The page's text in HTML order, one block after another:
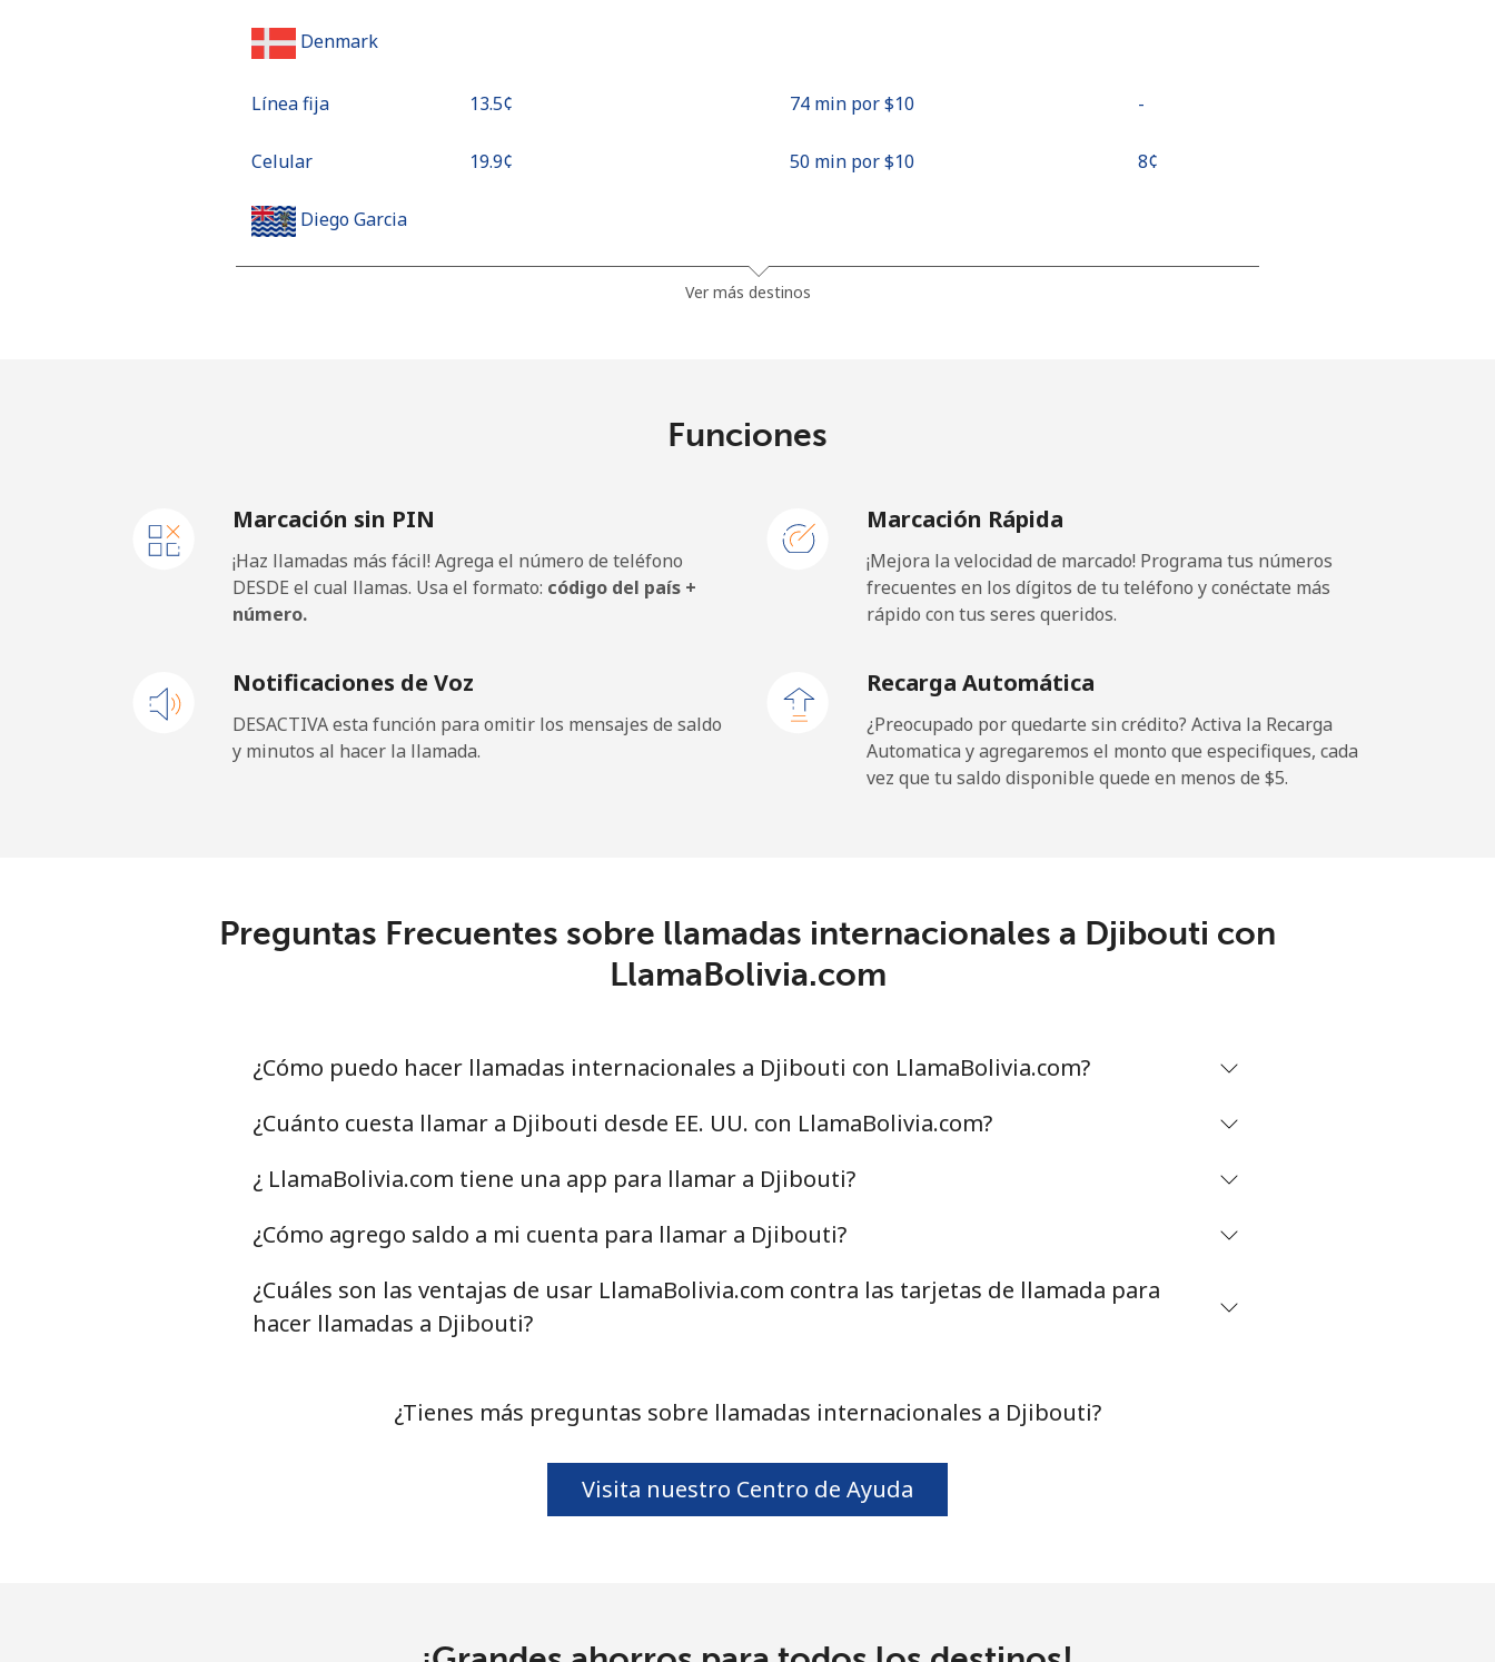
Denmark
Línea fija ⁦13.5¢⁩ 74 min por ⁦$10⁩ -
Celular ⁦19.9¢⁩ 50 min por ⁦$10⁩ ⁦8¢⁩
Diego Garcia
Celular 22 min por ⁦$10⁩
Dominica
Celular ⁦31.5¢⁩ 31 min por ⁦$10⁩
Dominican Republic
Ver más destinos
Funciones
Marcación sin PIN
¡Haz llamadas más fácil! Agrega el número de teléfono
DESDE el cual llamas. Usa el formato: código del país +
número.
Marcación Rápida
¡Mejora la velocidad de marcado! Programa tus números
frecuentes en los dígitos de tu teléfono y conéctate más
rápido con tus seres queridos.
Notificaciones de Voz
DESACTIVA esta función para omitir los mensajes de saldo
y minutos al hacer la llamada.
Recarga Automática
¿Preocupado por quedarte sin crédito? Activa la Recarga
Automatica y agregaremos el monto que especifiques, cada
vez que tu saldo disponible quede en menos de ⁦$5⁩.
Preguntas Frecuentes sobre llamadas internacionales a Djibouti con
LlamaBolivia.com
¿Cómo puedo hacer llamadas internacionales a Djibouti con LlamaBolivia.com?
¿Cuánto cuesta llamar a Djibouti desde EE. UU. con LlamaBolivia.com?
¿ LlamaBolivia.com tiene una app para llamar a Djibouti?
¿Cómo agrego saldo a mi cuenta para llamar a Djibouti?
¿Cuáles son las ventajas de usar LlamaBolivia.com contra las tarjetas de llamada para
hacer llamadas a Djibouti?
¿Tienes más preguntas sobre llamadas internacionales a Djibouti?
Visita nuestro Centro de Ayuda